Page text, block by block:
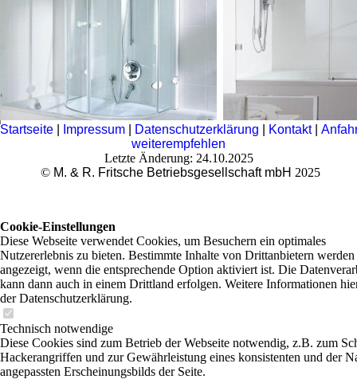
Startseite Impressum Datenschutzerklärung Kontakt|
weiterempfehlen
Letzte Änderung: 24.10.2025
© M. & R. Fritsche Betriebsgesellschaft mbH 2025
Cookie-Einstellungen
Diese Webseite verwendet Cookies, um Besuchern ein optimales
Nutzererlebnis zu bieten. Bestimmte Inhalte von Drittanbietern
angezeigt, wenn die entsprechende Option aktiviert ist. Die
kann dann auch in einem Drittland erfolgen. Weitere Informationen
der Datenschutzerklärung.
Technisch notwendige
Diese Cookies sind zum Betrieb der Webseite notwendig, z.B. zum
Hackerangriffen und zur Gewährleistung eines konsistenten und der
angepassten Erscheinungsbilds der Seite.